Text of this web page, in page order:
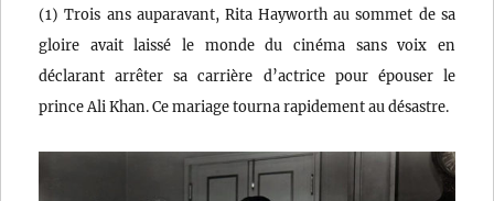
(1) Trois ans auparavant, Rita Hayworth au sommet de sa
gloire avait laissé le monde du cinéma sans voix en
déclarant arrêter sa carrière d’actrice pour épouser le
prince Ali Khan. Ce mariage tourna rapidement au désastre.